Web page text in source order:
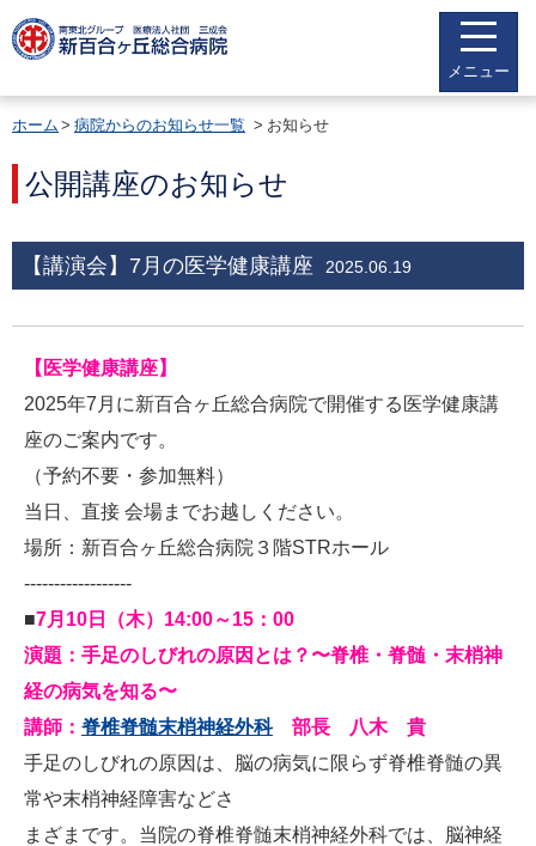
メニュー
ホーム 病院からのお知らせ一覧 お知らせ
公開講座のお知らせ
【講演会】7月の医学健康講座 2025.06.19
【医学健康講座】
2025年7月に新百合ヶ丘総合病院で開催する医学健康講
座のご案内です。
（予約不要・参加無料）
当日、直接 会場までお越しください。
場所：新百合ヶ丘総合病院３階STRホール
------------------
■7月10日（木）14:00～15：00
演題：手足のしびれの原因とは？〜脊椎・脊髄・末梢神
経の病気を知る〜
講師：脊椎脊髄末梢神経外科部長 八木 貴
手足のしびれの原因は、脳の病気に限らず脊椎脊髄の異
常や末梢神経障害などさ
まざまです。当院の脊椎脊髄末梢神経外科では、脳神経